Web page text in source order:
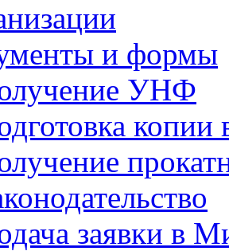
и формы
УНФ
копии
заявки в